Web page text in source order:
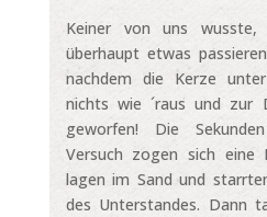
Keiner von uns
überhaupt etwas
nachdem die Kerze
nichts wie ´raus und zur
geworfen! Die
Versuch zogen sich eine
lagen im Sand und
des Unterstandes. Dann